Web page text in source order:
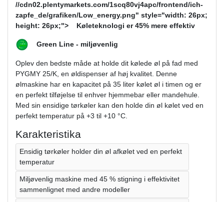
//cdn02.plentymarkets.com/1scq80vj4apc/frontend/ich-
zapfe_de/grafiken/Low_energy.png" style="width: 26px;
height: 26px;"> Køleteknologi er 45% mere effektiv
Green Line - miljøvenlig
Oplev den bedste måde at holde dit kølede øl på fad med
PYGMY 25/K, en øldispenser af høj kvalitet. Denne
ølmaskine har en kapacitet på 35 liter kølet øl i timen og er
en perfekt tilføjelse til enhver hjemmebar eller mandehule.
Med sin ensidige tørkøler kan den holde din øl kølet ved en
perfekt temperatur på +3 til +10 °C.
Karakteristika
Ensidig tørkøler holder din øl afkølet ved en perfekt
temperatur
Miljøvenlig maskine med 45 % stigning i effektivitet
sammenlignet med andre modeller